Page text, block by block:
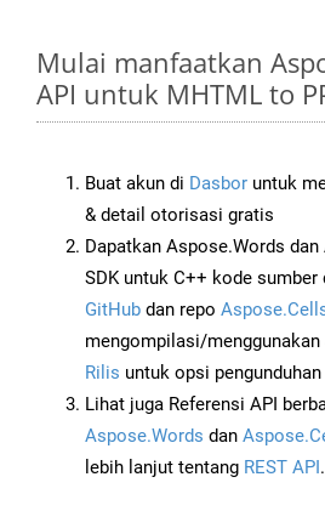
Mulai manfaatkan
API untuk MHTML to
Buat akun di Dasbor untuk
& detail otorisasi gratis
Dapatkan Aspose.Words
SDK untuk C++ kode sumber
GitHub dan repo
mengompilasi/menggunakan
Rilis untuk opsi
Lihat juga Referensi API
Aspose.Words dan
lebih lanjut tentang REST API.